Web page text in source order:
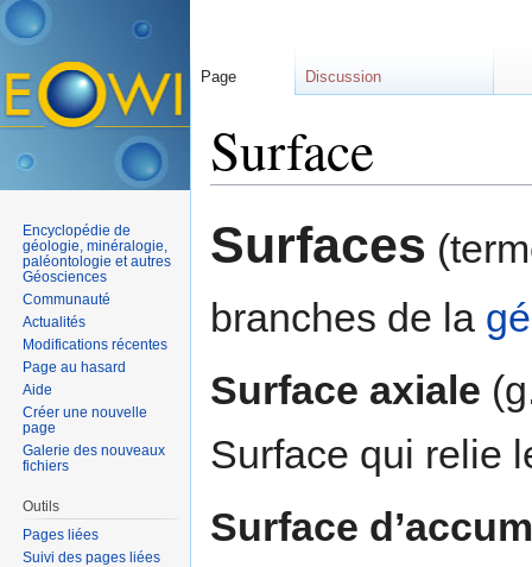
Surface
Surfaces
branches de la
Surface axiale
Surface qui relie
Surface
Page Discussion
Encyclopédie de
géologie, minéralogie,
paléontologie et autres
Géosciences
Communauté
Actualités
Modifications récentes
Page au hasard
Aide
Créer une nouvelle
page
Galerie des nouveaux
fichiers
Outils
Pages liées
Suivi des pages liées